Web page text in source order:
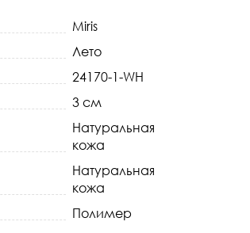
Miris
Лето
24170-1-WH
3 см
Натуральная
кожа
Натуральная
кожа
Полимер